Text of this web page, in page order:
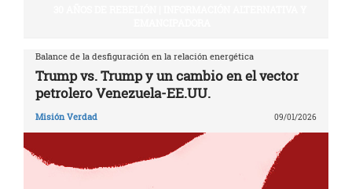
Balance de la desfiguración en la relación energética
Trump vs. Trump y un cambio en el vector
petrolero Venezuela-EE.UU.
Misión Verdad 09/01/2026